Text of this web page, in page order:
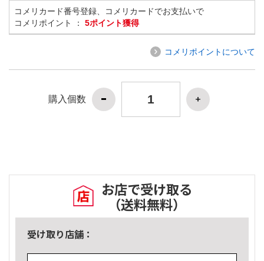
コメリカード番号登録、コメリカードでお支払いで
コメリポイント ： 5ポイント獲得
コメリポイントについて
購入個数
お店で受け取る
（送料無料）
受け取り店舗：